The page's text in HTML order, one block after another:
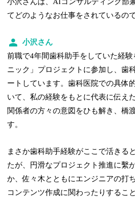
てどのようなお仕事をされているの
小沢さん
前職で4年間歯科助手をしていた経
ニック」プロジェクトに参加し、歯
ートしています。歯科医院での具体
いて、私の経験をもとに代表に伝え
関係者の方々の意図をひも解き、橋
す。
まさか歯科助手経験がここで活きる
たが、円滑なプロジェクト推進に繫
か、佐々木とともにエンジニアの打
コンテンツ作成に関わったりするこ